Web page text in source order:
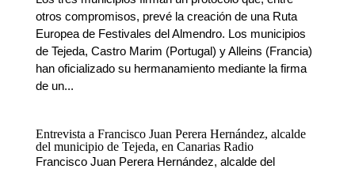
otros compromisos, prevé la creación de una Ruta
Europea de Festivales del Almendro. Los municipios
de Tejeda, Castro Marim (Portugal) y Alleins (Francia)
han oficializado su hermanamiento mediante la firma
de un...
Entrevista a Francisco Juan Perera Hernández, alcalde
del municipio de Tejeda, en Canarias Radio
Francisco Juan Perera Hernández, alcalde del